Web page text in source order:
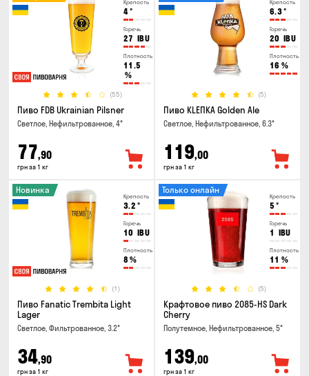
Крепость
4°
Горечь
27 IBU
Плотность
11.5
%
(55)
Пиво FDB Ukrainian Pilsner
Светлое, Нефильтрованное, 4°
77,90
грн за 1 кг
Крепость
6.3°
Горечь
20 IBU
Плотность
16 %
(5)
Пиво KLEПКА Golden Ale
Светлое, Нефильтрованное, 6.3°
119,00
грн за 1 кг
Крепость
3.2 °
Горечь
10 IBU
Плотность
8 %
(1)
Новинка
Пиво Fanatic Trembita Light
Lager
Светлое, Фильтрованное, 3.2°
34,90
грн за 1 кг
Крепость
5 °
Горечь
1 IBU
Плотность
11 %
(5)
Только онлайн
Крафтовое пиво 2085-HS Dark
Cherry
Полутемное, Нефильтрованное, 5°
139,00
грн за 1 кг